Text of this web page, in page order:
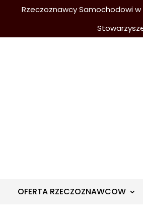
Rzeczoznawcy Samochodowi w
OFERTA RZECZOZNAWCOW